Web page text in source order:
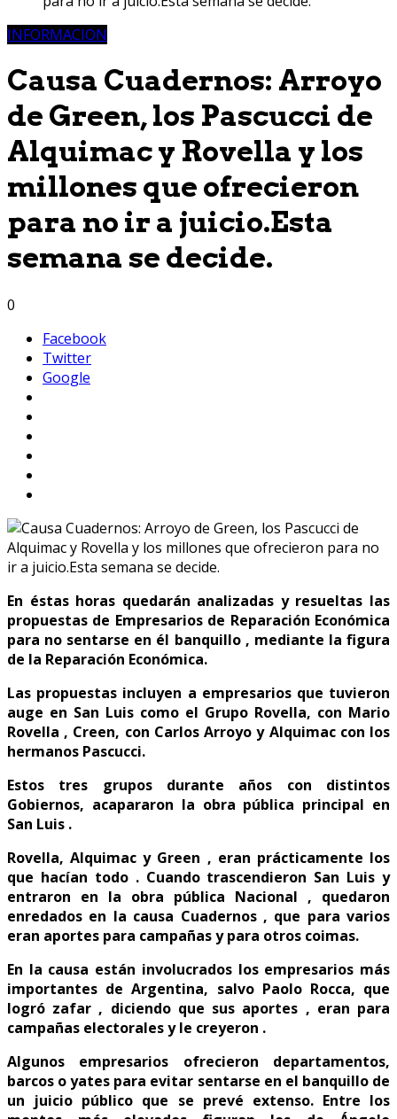
INFORMACION
Causa Cuadernos: Arroyo
de Green, los Pascucci de
Alquimac y Rovella y los
millones que ofrecieron
para no ir a juicio.Esta
semana se decide.
0
Facebook
Twitter
Google
En éstas horas quedarán analizadas y resueltas las
propuestas de Empresarios de Reparación Económica
para no sentarse en él banquillo , mediante la figura
de la Reparación Económica.
Las propuestas incluyen a empresarios que tuvieron
auge en San Luis como el Grupo Rovella, con Mario
Rovella , Creen, con Carlos Arroyo y Alquimac con los
hermanos Pascucci.
Estos tres grupos durante años con distintos
Gobiernos, acapararon la obra pública principal en
San Luis .
Rovella, Alquimac y Green , eran prácticamente los
que hacían todo . Cuando trascendieron San Luis y
entraron en la obra pública Nacional , quedaron
enredados en la causa Cuadernos , que para varios
eran aportes para campañas y para otros coimas.
En la causa están involucrados los empresarios más
importantes de Argentina, salvo Paolo Rocca, que
logró zafar , diciendo que sus aportes , eran para
campañas electorales y le creyeron .
Algunos empresarios ofrecieron departamentos,
barcos o yates para evitar sentarse en el banquillo de
un juicio público que se prevé extenso. Entre los